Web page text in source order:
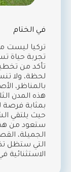
في الختام
تركيا ليست
تجربة حياة
تأكد من
لحظة، ولا
بالمناظر،
هذه المدن
بمثابة فرصة
حيث يلتقي
ستعود من
الجميلة،
التي ستظل